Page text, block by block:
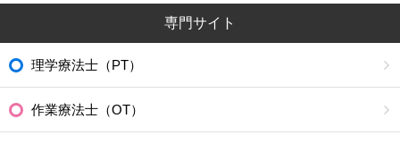
専門サイト
理学療法士（PT）
作業療法士（OT）